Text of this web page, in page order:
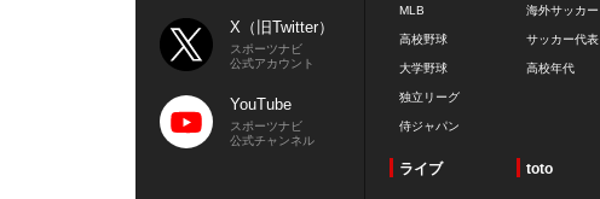
X（旧Twitter）
スポーツナビ
公式アカウント
YouTube
スポーツナビ
公式チャンネル
MLB
高校野球
大学野球
独立リーグ
侍ジャパン
海外サッカー
サッカー代表
高校年代
ライブ toto